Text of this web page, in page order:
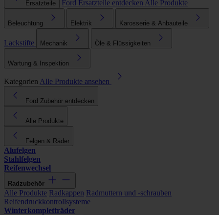
Ersatzteile Ford Ersatzteile entdecken Alle Produkte
Beleuchtung Elektrik Karosserie & Anbauteile
Lackstifte Mechanik Öle & Flüssigkeiten
Wartung & Inspektion
Kategorien Alle Produkte ansehen
Ford Zubehör entdecken
Alle Produkte
Felgen & Räder
Alufelgen
Stahlfelgen
Reifenwechsel
Radzubehör
Alle Produkte Radkappen Radmuttern und -schrauben
Reifendruckkontrollsysteme
Winterkompletträder